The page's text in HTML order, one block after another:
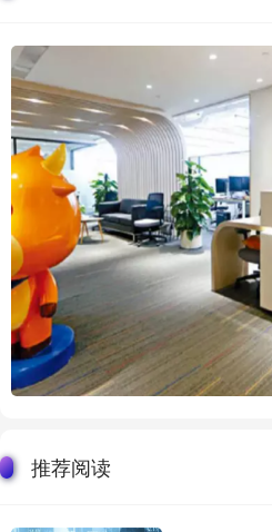
推荐阅读